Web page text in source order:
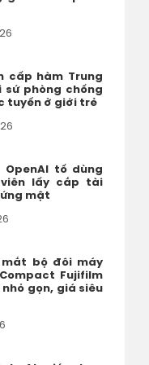
cấp hàm Trung
sứ phòng chống
tuyến ở giới trẻ
OpenAI tố dùng
viên lấy cắp tài
mật
mắt bộ đôi máy
Fujifilm
nhỏ gọn, giá siêu